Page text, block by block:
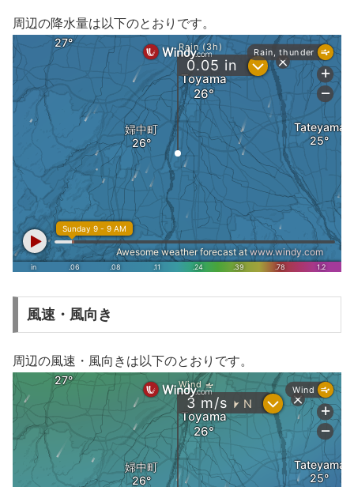
周辺の降水量は以下のとおりです。
風速・風向き
周辺の風速・風向きは以下のとおりです。